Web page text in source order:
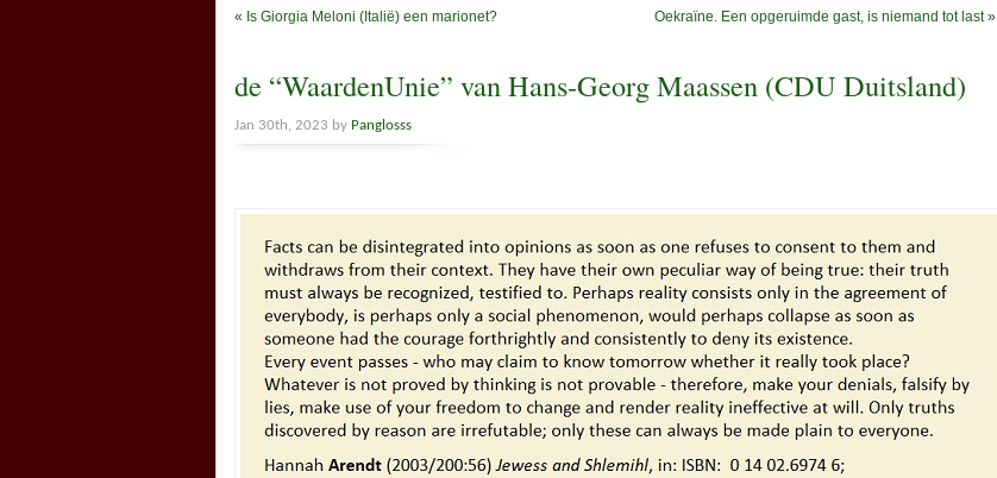
« Is Giorgia Meloni (Italië) een marionet? Oekraïne. Een opgeruimde gast, is niemand tot last»
de “WaardenUnie” van Hans-Georg Maassen (CDU Duitsland)
Jan 30th, 2023 by Panglosss